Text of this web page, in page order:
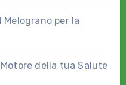
per la
della tua Salute